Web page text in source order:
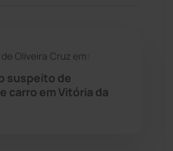
Oliveira Cruz em:
suspeito de
carro em Vitória da